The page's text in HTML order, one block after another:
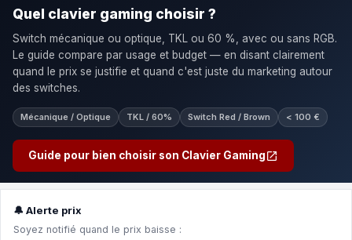
Quel clavier gaming choisir ?
Switch mécanique ou optique, TKL ou 60 %, avec ou sans RGB.
Le guide compare par usage et budget — en disant clairement
quand le prix se justifie et quand c'est juste du marketing autour
des switches.
Mécanique / Optique TKL / 60% Switch Red / Brown < 100 €
Guide pour bien choisir son Clavier Gaming
🔔 Alerte prix
Soyez notifié quand le prix baisse :